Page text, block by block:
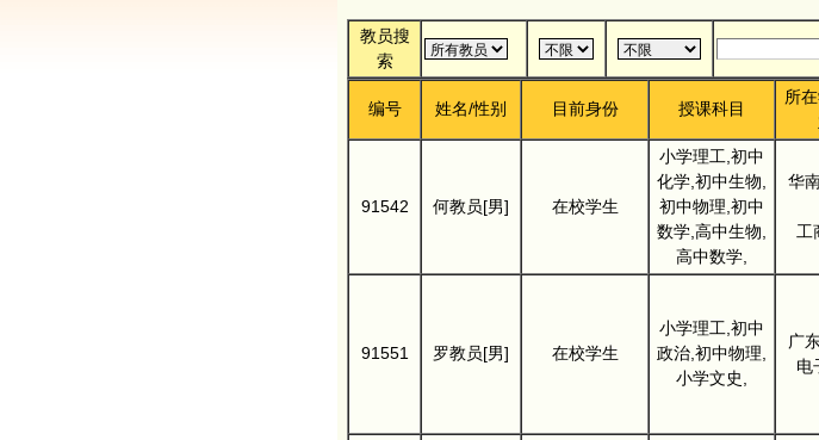
教员搜
索
编号 姓名/性别 目前身份 授课科目
所
91542 何教员[男] 在校学生
小学理工,初中
化学,初中生物,
初中物理,初中
数学,高中生物,
高中数学,
华
工
91551 罗教员[男] 在校学生
小学理工,初中
政治,初中物理,
小学文史,
广
电